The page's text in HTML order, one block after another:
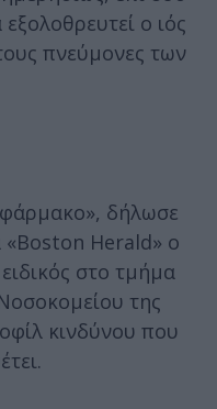
ο ιός
πνεύμονες των
φάρμακο», δήλωσε
«Boston Herald» ο
στο τμήμα
της
κινδύνου που